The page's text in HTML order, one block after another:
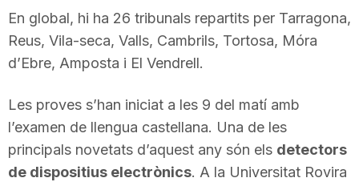
a
g
o
En global, hi ha 26 tribunals repartits per Tarragona,
Reus, Vila-seca, Valls, Cambrils, Tortosa, Móra
d’Ebre, Amposta i El Vendrell.
Les proves s’han iniciat a les 9 del matí amb
l’examen de llengua castellana. Una de les
principals novetats d’aquest any són els detectors
de dispositius electrònics. A la Universitat Rovira